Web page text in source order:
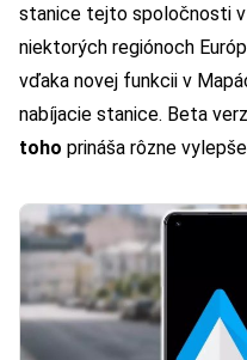
stanice tejto spoločnosti v
niektorých regiónoch
vďaka novej funkcii v
nabíjacie stanice. Beta
toho prináša rôzne